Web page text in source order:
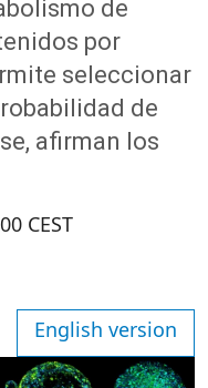
de
por
seleccionar
de
afirman los
CEST
English version